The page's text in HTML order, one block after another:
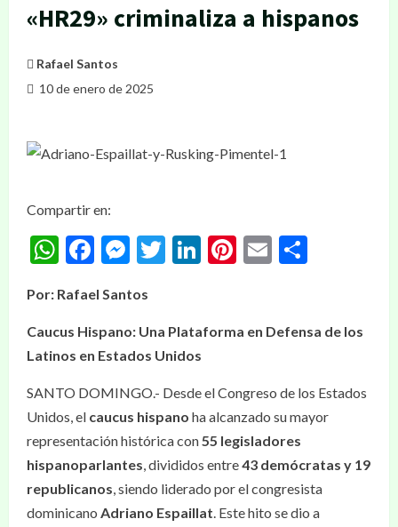
«HR29» criminaliza a hispanos
Rafael Santos
10 de enero de 2025
Compartir en:
WhatsApp
Facebook
Messenger
Twitter
LinkedIn
Pinterest
Email
Por: Rafael Santos
Caucus Hispano: Una Plataforma en Defensa de los
Latinos en Estados Unidos
SANTO DOMINGO.- Desde el Congreso de los Estados
Unidos, el caucus hispano ha alcanzado su mayor
representación histórica con55 legisladores
hispanoparlantes, divididos entre43 demócratas y 19
republicanos, siendo liderado por el congresista
dominicano Adriano Espaillat. Este hito se dio a